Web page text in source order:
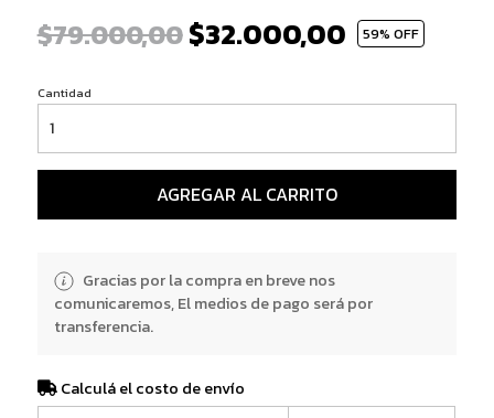
$79.000,00$32.000,00 59% OFF
Cantidad
AGREGAR AL CARRITO
Gracias por la compra en breve nos
comunicaremos, El medios de pago será por
transferencia.
Calculá el costo de envío